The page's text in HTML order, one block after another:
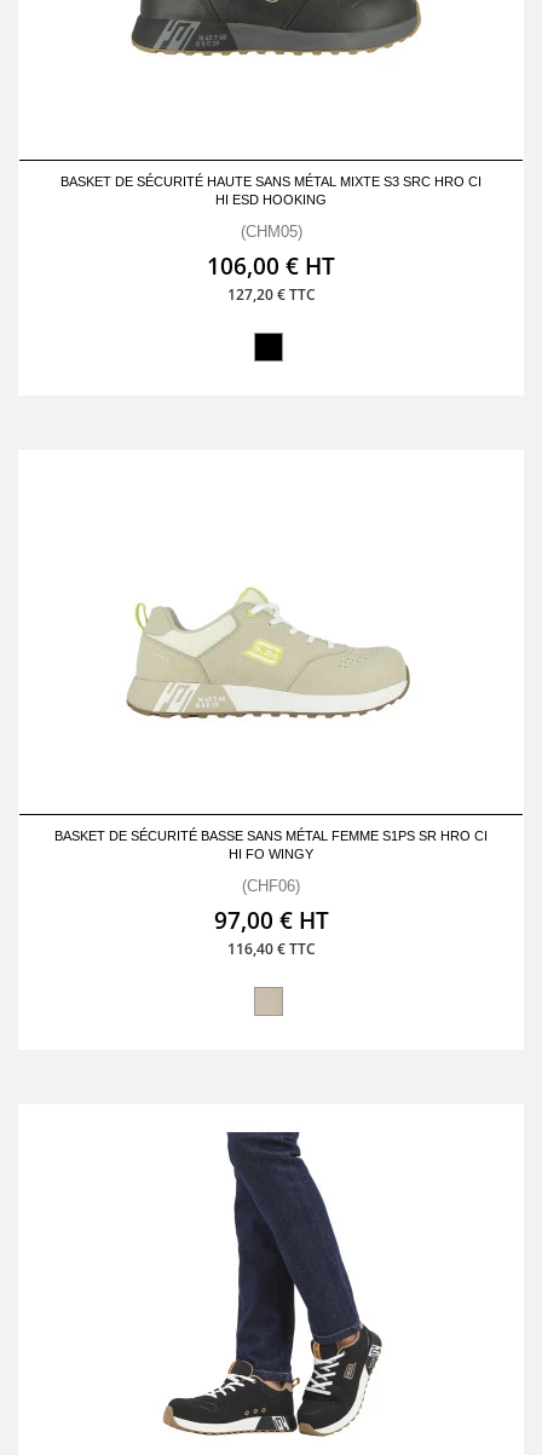
BASKET DE SÉCURITÉ HAUTE SANS MÉTAL MIXTE S3 SRC HRO CI
HI ESD HOOKING
(CHM05)
106,00 € HT
127,20 € TTC
BASKET DE SÉCURITÉ BASSE SANS MÉTAL FEMME S1PS SR HRO CI
HI FO WINGY
(CHF06)
97,00 € HT
116,40 € TTC